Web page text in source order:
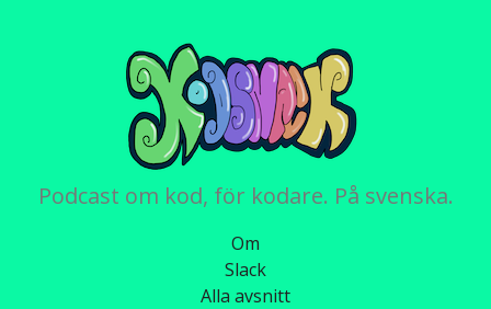
Podcast om kod, för kodare. På svenska.
Om
Slack
Alla avsnitt